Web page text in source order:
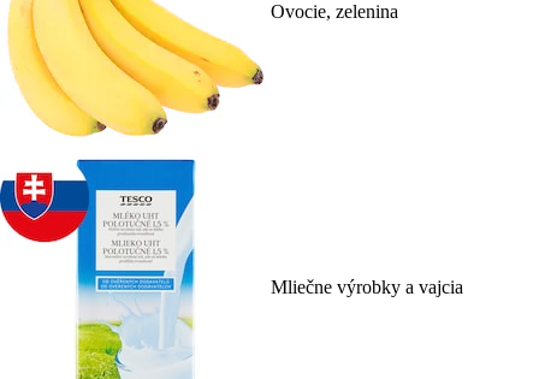
Ovocie, zelenina
Mliečne výrobky a vajcia